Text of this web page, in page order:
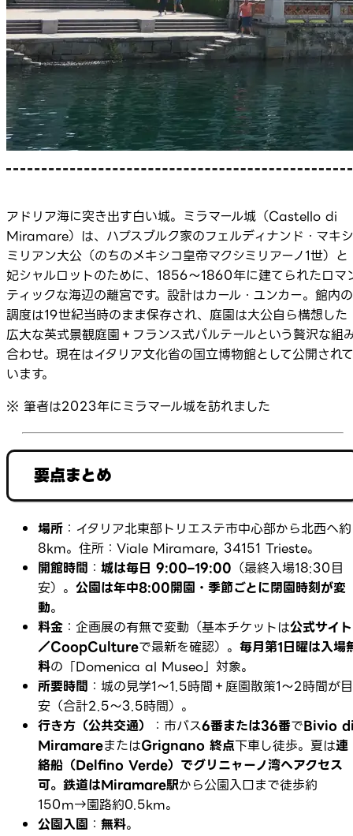
アドリア海に突き出す白い城。ミラマール城（Castello di
Miramare）は、ハプスブルク家のフェルディナンド・マキシ
ミリアン大公（のちのメキシコ皇帝マクシミリアーノ1世）と
妃シャルロットのために、1856〜1860年に建てられたロマ
ティックな海辺の離宮です。設計はカール・ユンカー。館内の
調度は19世紀当時のまま保存され、庭園は大公自ら構想した
広大な英式景観庭園＋フランス式パルテールという贅沢な組
合わせ。現在はイタリア文化省の国立博物館として公開されて
います。
※ 筆者は2023年にミラマール城を訪れました
要点まとめ
場所 ：イタリア北東部トリエステ市中心部から北西へ約
8km。住所：Viale Miramare, 34151 Trieste。
開館時間 ： 城は毎日 9:00–19:00 （最終入場18:30目
安）。 公園は年中8:00開園・季節ごとに閉園時刻が変
動。
料金 ：企画展の有無で変動（基本チケットは公式サイト
／CoopCultureで最新を確認）。 毎月第1日曜は入場
料の「Domenica al Museo」対象。
所要時間 ：城の見学1〜1.5時間＋庭園散策1〜2時間が目
安（合計2.5〜3.5時間）。
行き方（公共交通）
：市バス6番または36番でBivio
MiramareまたはGrignano 終点下車し徒歩。夏は連
絡船（Delfino Verde） でグリニャーノ湾へアクセス
可。鉄道はMiramare駅から公園入口まで徒歩約
150m→園路約0.5km。
公園入園 ： 無料。